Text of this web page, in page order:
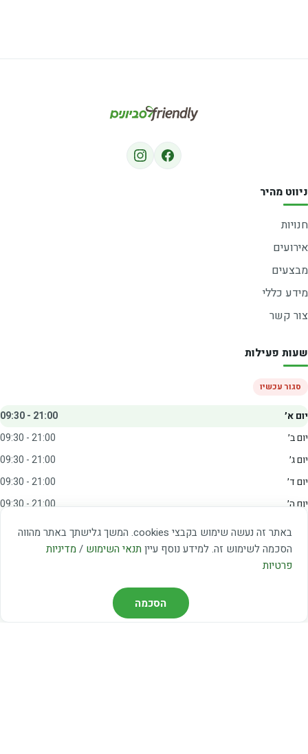
באתר זה נעשה שימוש בקבצי cookies. המשך גלישתך באתר מהווה
הסכמה לשימוש זה. למידע נוסף עיין תנאי השימוש / מדיניות
פרטיות
הסכמה
ניווט מהיר
חנויות
אירועים
מבצעים
מידע כללי
צור קשר
שעות פעילות
סגור עכשיו
יום א׳
09:30 - 21:00
יום ב׳
09:30 - 21:00
יום ג׳
09:30 - 21:00
יום ד׳
09:30 - 21:00
יום ה׳
09:30 - 21:00
09:00 - 15:00
שבת
20:00 - 23:00